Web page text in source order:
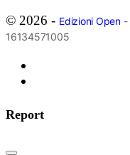
© 2026 - Edizioni Open-
16134571005
Report